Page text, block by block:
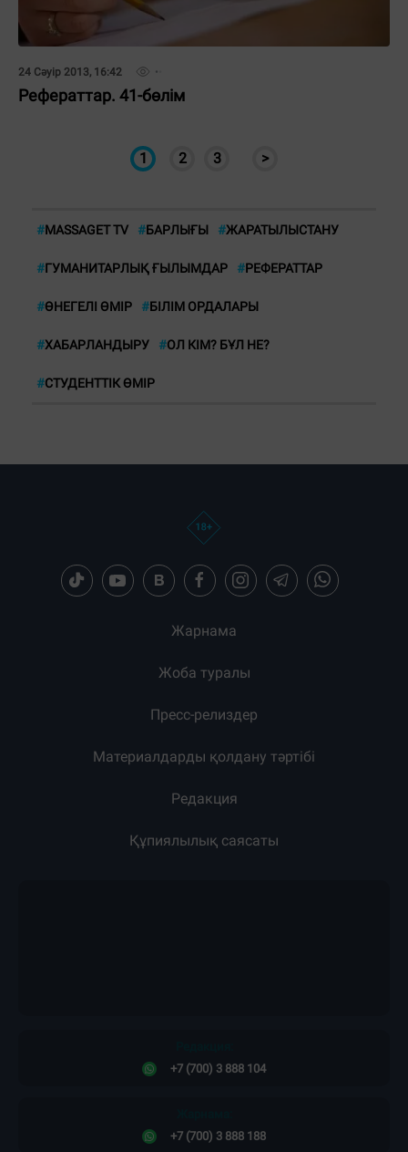
24 Сәуір 2013, 16:42
Рефераттар. 41-бөлім
1 2 3 >
#MASSAGET TV #БАРЛЫҒЫ #ЖАРАТЫЛЫСТАНУ
#ГУМАНИТАРЛЫҚ ҒЫЛЫМДАР #РЕФЕРАТТАР
#ӨНЕГЕЛІ ӨМІР #БІЛІМ ОРДАЛАРЫ
#ХАБАРЛАНДЫРУ #ОЛ КІМ? БҰЛ НЕ?
#СТУДЕНТТІК ӨМІР
Жарнама
Жоба туралы
Пресс-релиздер
Материалдарды қолдану тәртібі
Редакция
Құпиялылық саясаты
+7 (700) 3 888 104
+7 (700) 3 888 188